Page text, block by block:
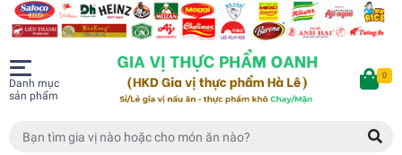
Danh mục
sản phẩm
0